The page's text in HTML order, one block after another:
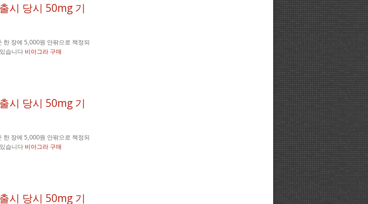
시 당시 50mg 기
장에 5,000원 안팎으로 책정되
습니다 비아그라 구매
시 당시 50mg 기
장에 5,000원 안팎으로 책정되
습니다 비아그라 구매
시 당시 50mg 기